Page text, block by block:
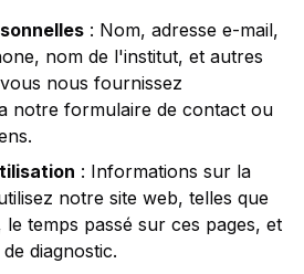
: Nom, adresse e-mail,
nom de l'institut, et autres
nous fournissez
notre formulaire de contact ou
: Informations sur la
notre site web, telles que
le temps passé sur ces pages, et
diagnostic.